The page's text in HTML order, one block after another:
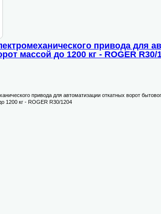
привода для
массой до 1200 кг - ROGER R30/
привода для автоматизации откатных ворот
1200 кг - ROGER R30/1204